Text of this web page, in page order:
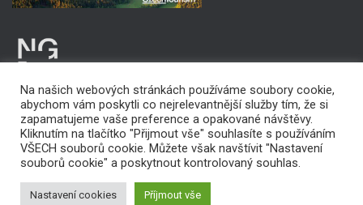
PROHLÁŠENÍ O PŘÍSTUPNOSTI
Copyright © 2022 Statutární město Karviná
Na našich webových stránkách používáme soubory cookie,
abychom vám poskytli co nejrelevantnější služby tím, že si
zapamatujeme vaše preference a opakované návštěvy.
Kliknutím na tlačítko "Přijmout vše" souhlasíte s používáním
VŠECH souborů cookie. Můžete však navštívit "Nastavení
souborů cookie" a poskytnout kontrolovaný souhlas.
Nastavení cookies Příjmout vše